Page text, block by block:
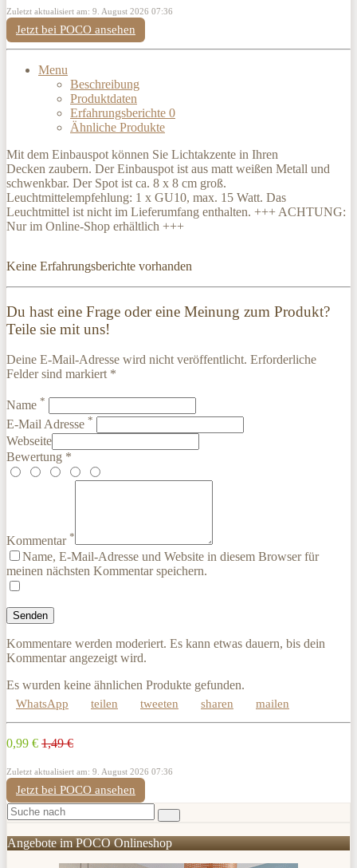
Zuletzt aktualisiert am: 9. August 2026 07:36
Jetzt bei POCO ansehen
Menu
Beschreibung
Produktdaten
Erfahrungsberichte 0
Ähnliche Produkte
Mit dem Einbauspot können Sie Lichtakzente in Ihren
Decken zaubern. Der Einbauspot ist aus matt weißen Metall und
schwenkbar. Der Spot ist ca. 8 x 8 cm groß.
Leuchtmittelempfehlung: 1 x GU10, max. 15 Watt. Das
Leuchtmittel ist nicht im Lieferumfang enthalten. +++ ACHTUNG:
Nur im Online-Shop erhältlich +++
Keine Erfahrungsberichte vorhanden
Du hast eine Frage oder eine Meinung zum Produkt?
Teile sie mit uns!
Deine E-Mail-Adresse wird nicht veröffentlicht. Erforderliche
Felder sind markiert *
Name *
E-Mail Adresse *
Webseite
Bewertung *
Kommentar *
Name, E-Mail-Adresse und Website in diesem Browser für
meinen nächsten Kommentar speichern.
Kommentare werden moderiert. Es kann etwas dauern, bis dein
Kommentar angezeigt wird.
Es wurden keine ähnlichen Produkte gefunden.
WhatsApp teilen tweeten sharen mailen
0,99 € 1,49 €
Zuletzt aktualisiert am: 9. August 2026 07:36
Jetzt bei POCO ansehen
Angebote im POCO Onlineshop